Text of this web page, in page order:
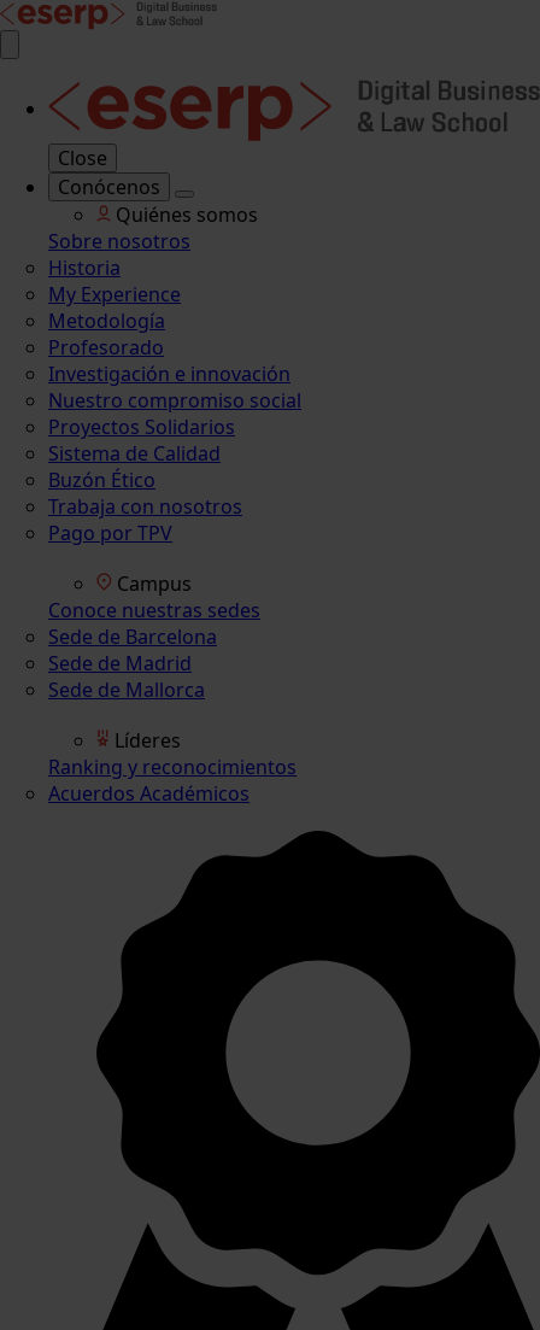
Close
Conócenos
Quiénes somos
Sobre nosotros
Historia
My Experience
Metodología
Profesorado
Investigación e innovación
Nuestro compromiso social
Proyectos Solidarios
Sistema de Calidad
Buzón Ético
Trabaja con nosotros
Pago por TPV
Campus
Conoce nuestras sedes
Sede de Barcelona
Sede de Madrid
Sede de Mallorca
Líderes
Ranking y reconocimientos
Acuerdos Académicos